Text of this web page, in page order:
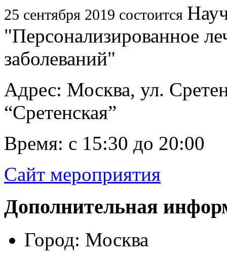
25 сентября 2019 состоится
"Персонализированное
заболеваний"
Адрес: Москва, ул.
“Сретенская”
Время: с 15:30 до 20:00
Сайт мероприятия
Дополнительная
Город: Москва